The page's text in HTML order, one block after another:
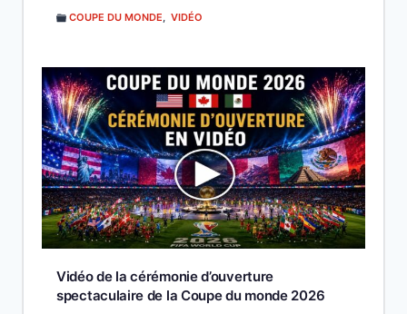
COUPE DU MONDE, VIDÉO
Vidéo de la cérémonie d’ouverture
spectaculaire de la Coupe du monde 2026